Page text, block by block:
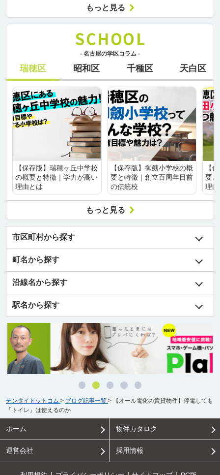
もっと見る
- 名古屋の学区コラム -
瑞穂区 昭和区 千種区 天白区
【保存版】瑞穂ヶ丘中学校
の概要と特徴｜学力が高い
理由とは
【保存版】御劔小学校の概
要と特徴｜創立百周年目前
の伝統校
【
要
理
もっと見る
市区町村から探す
町名から探す
沿線名から探す
駅名から探す
チンタイドットコム > ブログ記事一覧 >
【オール電化の賃貸物件】停電しても
「トイレ」は使えるのか
ホーム 物件カタログ
運営会社 採用情報